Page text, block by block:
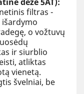
filtras -
o vožtuvų
ir siurblio
atliktas
vienetą.
švelniai, be